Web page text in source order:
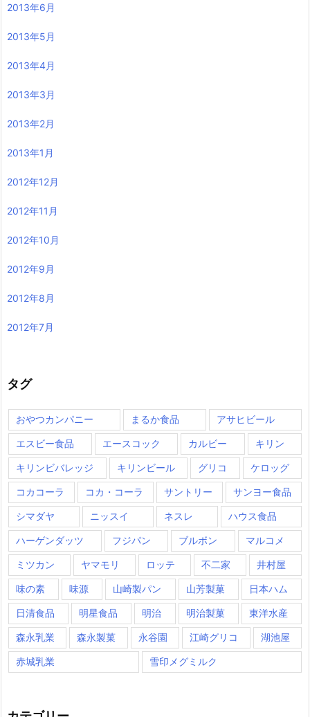
2013年6月
2013年5月
2013年4月
2013年3月
2013年2月
2013年1月
2012年12月
2012年11月
2012年10月
2012年9月
2012年8月
2012年7月
タグ
おやつカンパニー まるか食品 アサヒビール
エスビー食品 エースコック カルビー キリン
キリンビバレッジ キリンビール グリコ ケロッグ
コカコーラ コカ・コーラ サントリー サンヨー食品
シマダヤ ニッスイ ネスレ ハウス食品
ハーゲンダッツ フジパン ブルボン マルコメ
ミツカン ヤマモリ ロッテ 不二家 井村屋
味の素 味源 山崎製パン 山芳製菓 日本ハム
日清食品 明星食品 明治 明治製菓 東洋水産
森永乳業 森永製菓 永谷園 江崎グリコ 湖池屋
赤城乳業 雪印メグミルク